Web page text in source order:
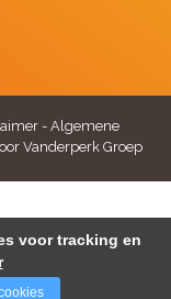
- Algemene
Vanderperk Groep
voor tracking en